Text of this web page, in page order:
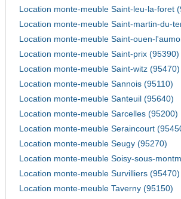
Location monte-meuble Saint-leu-la-foret
Location monte-meuble Saint-martin-du-
Location monte-meuble Saint-ouen-
Location monte-meuble Saint-prix (95390)
Location monte-meuble Saint-witz (95470)
Location monte-meuble Sannois (95110)
Location monte-meuble Santeuil (95640)
Location monte-meuble Sarcelles (95200)
Location monte-meuble Seraincourt
Location monte-meuble Seugy (95270)
Location monte-meuble Soisy-sous-
Location monte-meuble Survilliers (95470)
Location monte-meuble Taverny (95150)